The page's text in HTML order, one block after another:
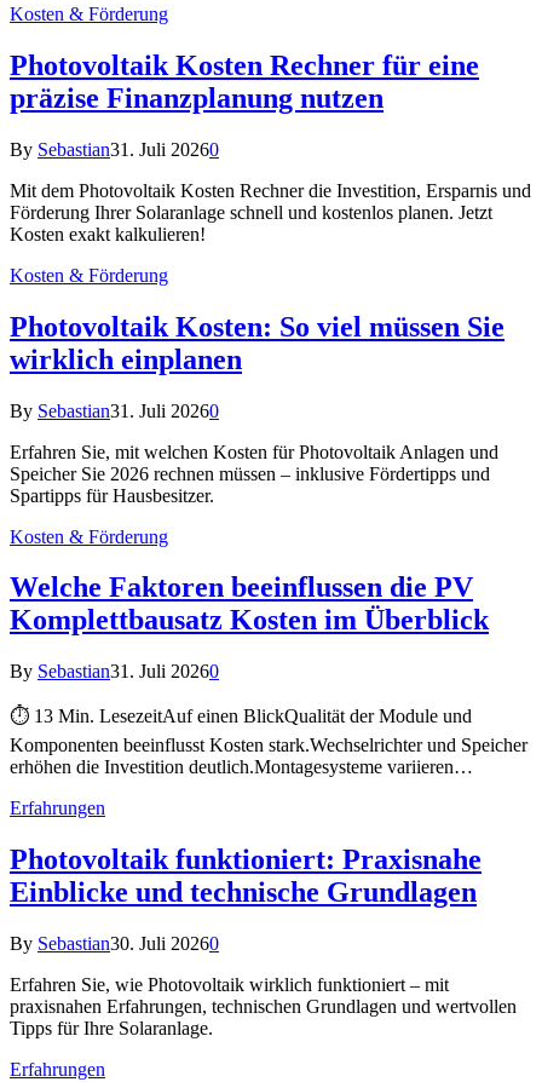
Kosten & Förderung
Photovoltaik Kosten Rechner für eine
präzise Finanzplanung nutzen
By Sebastian31. Juli 20260
Mit dem Photovoltaik Kosten Rechner die Investition, Ersparnis und
Förderung Ihrer Solaranlage schnell und kostenlos planen. Jetzt
Kosten exakt kalkulieren!
Kosten & Förderung
Photovoltaik Kosten: So viel müssen Sie
wirklich einplanen
By Sebastian31. Juli 20260
Erfahren Sie, mit welchen Kosten für Photovoltaik Anlagen und
Speicher Sie 2026 rechnen müssen – inklusive Fördertipps und
Spartipps für Hausbesitzer.
Kosten & Förderung
Welche Faktoren beeinflussen die PV
Komplettbausatz Kosten im Überblick
By Sebastian31. Juli 20260
⏱ 13 Min. LesezeitAuf einen BlickQualität der Module und
Komponenten beeinflusst Kosten stark.Wechselrichter und Speicher
erhöhen die Investition deutlich.Montagesysteme variieren…
Erfahrungen
Photovoltaik funktioniert: Praxisnahe
Einblicke und technische Grundlagen
By Sebastian30. Juli 20260
Erfahren Sie, wie Photovoltaik wirklich funktioniert – mit
praxisnahen Erfahrungen, technischen Grundlagen und wertvollen
Tipps für Ihre Solaranlage.
Erfahrungen